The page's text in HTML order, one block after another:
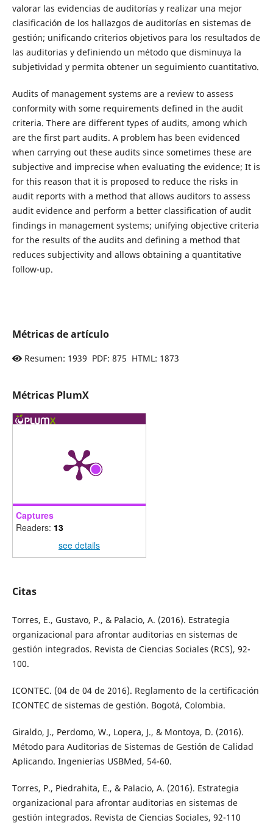
valorar las evidencias de auditorías y realizar una mejor
clasificación de los hallazgos de auditorías en sistemas de
gestión; unificando criterios objetivos para los resultados de
las auditorias y definiendo un método que disminuya la
subjetividad y permita obtener un seguimiento cuantitativo.
Audits of management systems are a review to assess
conformity with some requirements defined in the audit
criteria. There are different types of audits, among which
are the first part audits. A problem has been evidenced
when carrying out these audits since sometimes these are
subjective and imprecise when evaluating the evidence; It is
for this reason that it is proposed to reduce the risks in
audit reports with a method that allows auditors to assess
audit evidence and perform a better classification of audit
findings in management systems; unifying objective criteria
for the results of the audits and defining a method that
reduces subjectivity and allows obtaining a quantitative
follow-up.
Métricas de artículo
Resumen: 1939 PDF: 875 HTML: 1873
Métricas PlumX
Captures
Readers: 13
see details
Citas
Torres, E., Gustavo, P., & Palacio, A. (2016). Estrategia
organizacional para afrontar auditorias en sistemas de
gestión integrados. Revista de Ciencias Sociales (RCS), 92-
100.
ICONTEC. (04 de 04 de 2016). Reglamento de la certificación
ICONTEC de sistemas de gestión. Bogotá, Colombia.
Giraldo, J., Perdomo, W., Lopera, J., & Montoya, D. (2016).
Método para Auditorias de Sistemas de Gestión de Calidad
Aplicando. Ingenierías USBMed, 54-60.
Torres, P., Piedrahita, E., & Palacio, A. (2016). Estrategia
organizacional para afrontar auditorias en sistemas de
gestión integrados. Revista de Ciencias Sociales, 92-110